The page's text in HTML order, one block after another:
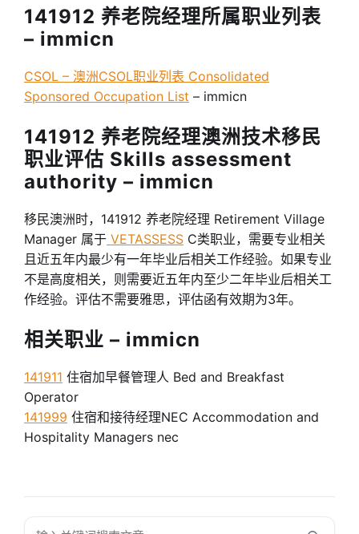
141912 养老院经理所属职业列表
– immicn
CSOL – 澳洲CSOL职业列表 Consolidated
Sponsored Occupation List – immicn
141912 养老院经理澳洲技术移民
职业评估 Skills assessment
authority – immicn
移民澳洲时，141912 养老院经理 Retirement Village
Manager 属于 VETASSESS C类职业，需要专业相关
且近五年内最少有一年毕业后相关工作经验。如果专业
不是高度相关，则需要近五年内至少二年毕业后相关工
作经验。评估不需要雅思，评估函有效期为3年。
相关职业 – immicn
141911 住宿加早餐管理人 Bed and Breakfast
Operator
141999 住宿和接待经理NEC Accommodation and
Hospitality Managers nec
搜